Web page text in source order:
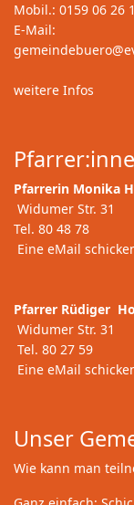
Mobil.: 0159 06 26
E-Mail:
weitere Infos
Pfarrerin Monika
Widumer Str. 31
Tel. 80 48 78
Eine eMail
Pfarrer Rüdiger
Widumer Str. 31
Tel. 80 27 59
Eine eMail
Unser
Wie kann man